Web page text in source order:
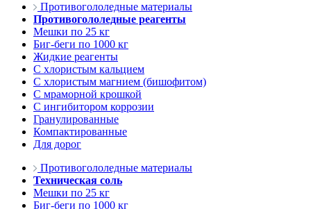
Противогололедные материалы
Противогололедные реагенты
Мешки по 25 кг
Биг-беги по 1000 кг
Жидкие реагенты
С хлористым кальцием
С хлористым магнием (бишофитом)
С мраморной крошкой
С ингибитором коррозии
Гранулированные
Компактированные
Для дорог
Противогололедные материалы
Техническая соль
Мешки по 25 кг
Биг-беги по 1000 кг